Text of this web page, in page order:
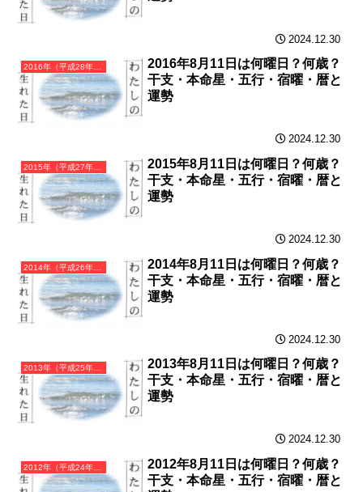
2024.12.30
2016年（平成28年）丙申（ひのえさる）・申年（さる年）カレンダー（月曜はじまり）
2016年8月11日は何曜日？何歳？
干支・本命星・五行・宿曜・暦と
運勢
2024.12.30
2015年（平成27年）乙未（きのとひつじ）・未年（ひつじ年）カレンダー（月曜はじまり）
2015年8月11日は何曜日？何歳？
干支・本命星・五行・宿曜・暦と
運勢
2024.12.30
2014年（平成26年）甲午（きのえうま）・午年（うま年）カレンダー（月曜はじまり）
2014年8月11日は何曜日？何歳？
干支・本命星・五行・宿曜・暦と
運勢
2024.12.30
2013年（平成25年）癸巳（みずのとみ）・巳年（へび年）カレンダー（月曜はじまり）
2013年8月11日は何曜日？何歳？
干支・本命星・五行・宿曜・暦と
運勢
2024.12.30
2012年（平成24年）壬辰（みずのえたつ）・辰年（たつ年）カレンダー（月曜はじまり）
2012年8月11日は何曜日？何歳？
干支・本命星・五行・宿曜・暦と